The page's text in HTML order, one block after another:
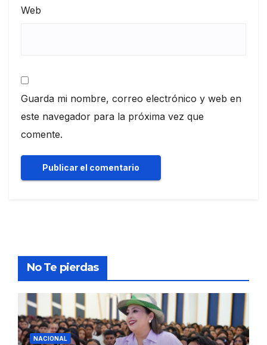
Web
Guarda mi nombre, correo electrónico y web en
este navegador para la próxima vez que
comente.
No Te pierdas
NACIONAL